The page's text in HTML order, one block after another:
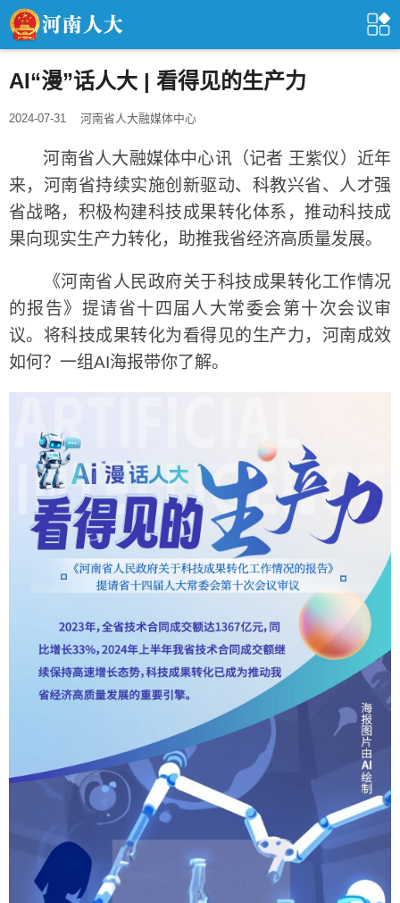
AI“漫”话人大 | 看得见的生产力
2024-07-31 河南省人大融媒体中心
河南省人大融媒体中心讯（记者 王紫仪）近年
来，河南省持续实施创新驱动、科教兴省、人才强
省战略，积极构建科技成果转化体系，推动科技成
果向现实生产力转化，助推我省经济高质量发展。
《河南省人民政府关于科技成果转化工作情况
的报告》提请省十四届人大常委会第十次会议审
议。将科技成果转化为看得见的生产力，河南成效
如何？一组AI海报带你了解。